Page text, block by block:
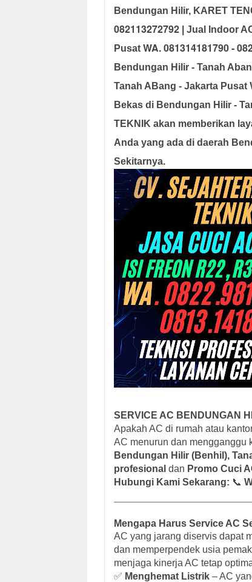
Bendungan Hilir, KARET
082113272792 | Jual Indoor
Pusat WA. 081314181790 -
Bendungan Hilir - Tanah
Tanah ABang - Jakarta Pusat
Bekas di Bendungan Hilir -
TEKNIK akan memberikan
Anda yang ada di daerah
Sekitarnya.
SERVICE AC BENDUNGAN
Apakah AC di rumah atau
AC menurun dan mengganggu
Bendungan Hilir (Benhil),
profesional dan Promo Cuci
Hubungi Kami Sekarang: 📞
Mengapa Harus Service AC
AC yang jarang diservis dapat
dan memperpendek usia
menjaga kinerja AC tetap
✅ Menghemat Listrik – AC